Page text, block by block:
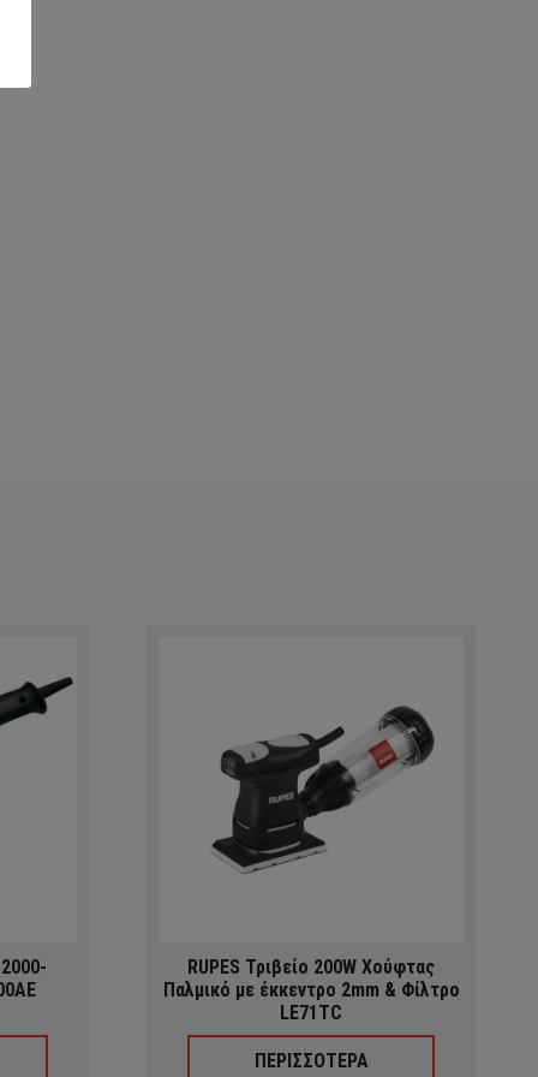
RUPES Τριβείο 200W Χούφτας
Παλμικό με έκκεντρο 2mm & Φίλτρο
LE71TC
ΠΕΡΙΣΣΟΤΕΡΑ